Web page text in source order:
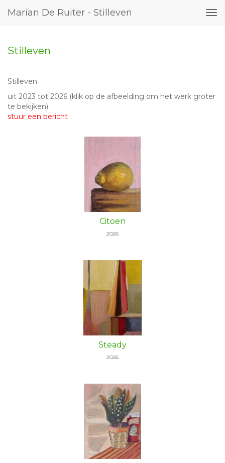
Marian De Ruiter - Stilleven
Stilleven
Stilleven
uit 2023 tot 2026 (klik op de afbeelding om het werk groter
te bekijken)
stuur een bericht
Citoen
2026
Steady
2026